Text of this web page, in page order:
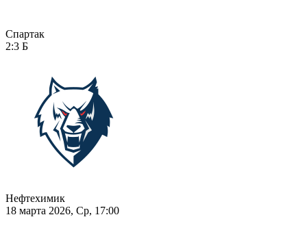
Спартак
2:3 Б
Нефтехимик
18 марта 2026, Ср, 17:00